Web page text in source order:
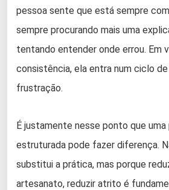
pessoa sente que está sempre
sempre procurando mais uma
tentando entender onde errou. Em
consistência, ela entra num ciclo
frustração.
É justamente nesse ponto que
estruturada pode fazer diferença.
substitui a prática, mas porque
artesanato, reduzir atrito é